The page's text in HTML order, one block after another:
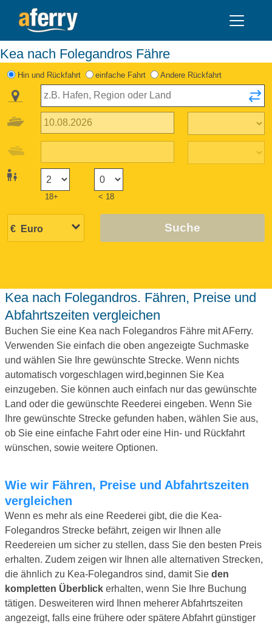
Kea nach Folegandros Fähre
Hin und Rückfahrt einfache Fahrt Andere Rückfahrt
18+ < 18
Suche
Kea nach Folegandros. Fähren, Preise und
Abfahrtszeiten vergleichen
Buchen Sie eine Kea nach Folegandros Fähre mit AFerry.
Verwenden Sie einfach die oben angezeigte Suchmaske
und wählen Sie Ihre gewünschte Strecke. Wenn nichts
automatisch vorgeschlagen wird,beginnen Sie Kea
einzugeben. Sie können auch einfach nur das gewünschte
Land oder die gewünschte Reederei eingeben. Wenn Sie
Ihre gewünschte Strecke gefunden haben, wählen Sie aus,
ob Sie eine einfache Fahrt oder eine Hin- und Rückfahrt
wünschen, sowie weitere Optionen.
Wie wir Fähren, Preise und Abfahrtszeiten
vergleichen
Wenn es mehr als eine Reederei gibt, die die Kea-
Folegandros Strecke befährt, zeigen wir Ihnen alle
Reedereien um sicher zu stellen, dass Sie den besten Preis
erhalten. Zudem zeigen wir Ihnen alle alternativen Strecken,
die ähnlich zu Kea-Folegandros sind, damit Sie den
kompletten Überblick erhalten, wenn Sie Ihre Buchung
tätigen. Desweiteren wird Ihnen meherer Abfahrtszeiten
angezeigt, falls eine frühere oder spätere Abfahrt günstiger